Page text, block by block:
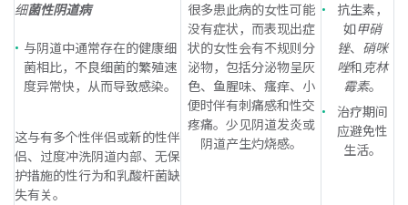
细菌性阴道病
与阴道中通常存在的健康细
菌相比，不良细菌的繁殖速
度异常快，从而导致感染。
这与有多个性伴侣或新的性伴
侣、过度冲洗阴道内部、无保
护措施的性行为和乳酸杆菌缺
失有关。
很多患此病的女性可能
没有症状，而表现出症
状的女性会有不规则分
泌物，包括分泌物呈灰
色、鱼腥味、瘙痒、小
便时伴有刺痛感和性交
疼痛。少见阴道发炎或
阴道产生灼烧感。
抗生素，
如甲硝
锉、 硝咪
唑和克林
霉素。
治疗期间
应避免性
生活。